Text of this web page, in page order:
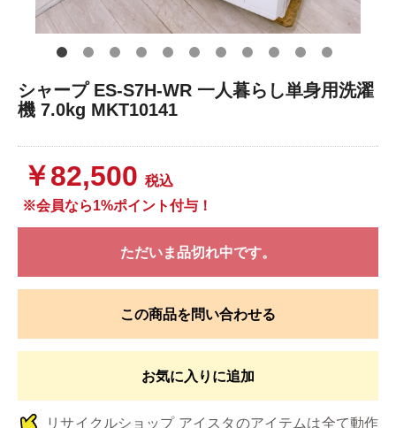
シャープ ES-S7H-WR 一人暮らし単身用洗濯
機 7.0kg MKT10141
￥82,500 税込
※会員なら1%ポイント付与！
ただいま品切れ中です。
この商品を問い合わせる
お気に入りに追加
リサイクルショップ アイスタのアイテムは全て動作